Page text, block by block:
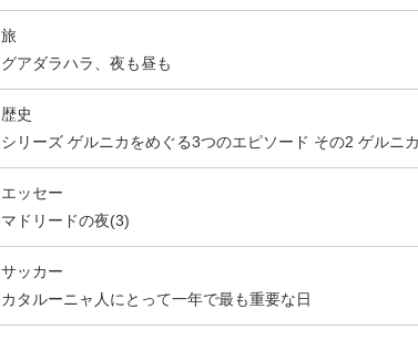
旅
グアダラハラ、夜も昼も
歴史
シリーズ ゲルニカをめぐる3つのエピソード その2 ゲルニ
エッセー
マドリードの夜(3)
サッカー
カタルーニャ人にとって一年で最も重要な日